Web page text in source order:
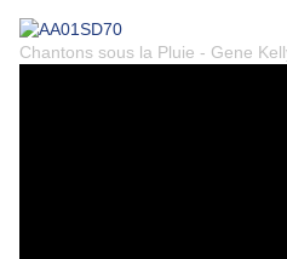
Chantons sous la Pluie - Gene